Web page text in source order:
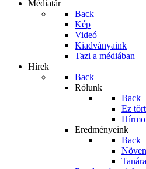
Médiatár
Back
Kép
Videó
Kiadványaink
Tazi a médiában
Hírek
Back
Rólunk
Back
Ez
Eredményeink
Back